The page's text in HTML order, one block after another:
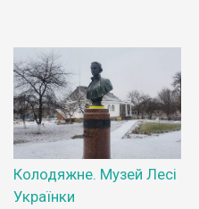
Колодяжне. Музей Лесі
Українки